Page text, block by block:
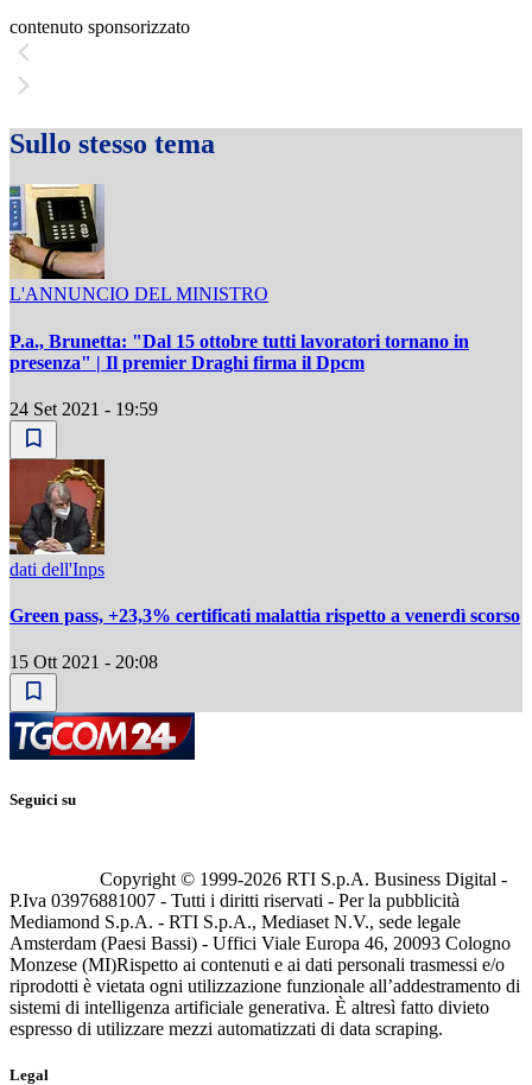
contenuto sponsorizzato
Sullo stesso tema
L'ANNUNCIO DEL MINISTRO
P.a., Brunetta: "Dal 15 ottobre tutti lavoratori tornano in
presenza" | Il premier Draghi firma il Dpcm
24 Set 2021 - 19:59
dati dell'Inps
Green pass, +23,3% certificati malattia rispetto a venerdì scorso
15 Ott 2021 - 20:08
Seguici su
Copyright © 1999-2026 RTI S.p.A. Business Digital -
P.Iva 03976881007 - Tutti i diritti riservati - Per la pubblicità
Mediamond S.p.A. - RTI S.p.A., Mediaset N.V., sede legale
Amsterdam (Paesi Bassi) - Uffici Viale Europa 46, 20093 Cologno
Monzese (MI)Rispetto ai contenuti e ai dati personali trasmessi e/o
riprodotti è vietata ogni utilizzazione funzionale all’addestramento di
sistemi di intelligenza artificiale generativa. È altresì fatto divieto
espresso di utilizzare mezzi automatizzati di data scraping.
Legal